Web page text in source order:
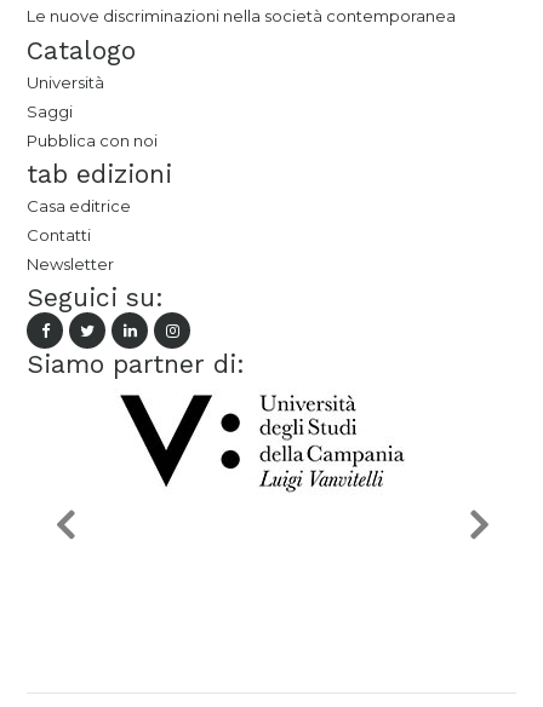
Le nuove discriminazioni nella società contemporanea
Catalogo
Università
Saggi
Pubblica con noi
tab edizioni
Casa editrice
Contatti
Newsletter
Seguici su:
Siamo partner di: